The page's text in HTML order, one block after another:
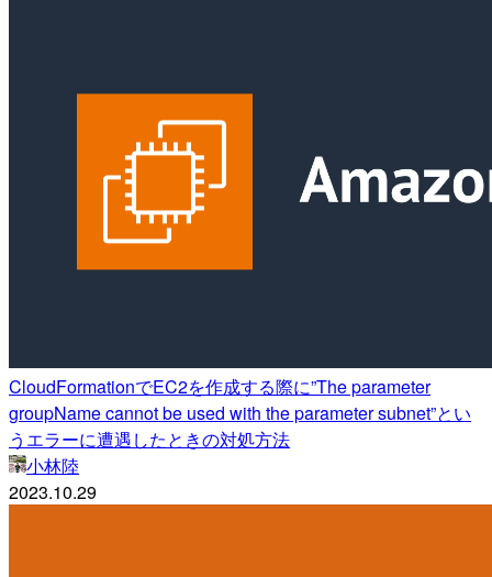
CloudFormationでEC2を作成する際に”The parameter
groupName cannot be used with the parameter subnet”とい
うエラーに遭遇したときの対処方法
小林陸
2023.10.29